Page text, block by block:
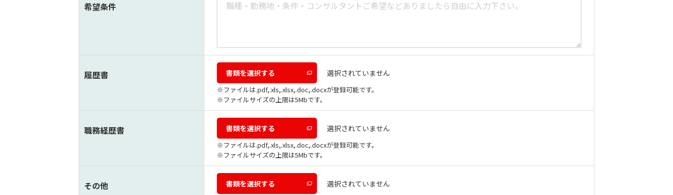
希望条件
履歴書 書類を選択する 選択されていません
ファイルは.pdf,.xls,.xlsx,.doc,.docxが登録可能です。
ファイルサイズの上限は5Mbです。
職務経歴書 書類を選択する 選択されていません
ファイルは.pdf,.xls,.xlsx,.doc,.docxが登録可能です。
ファイルサイズの上限は5Mbです。
その他 書類を選択する 選択されていません